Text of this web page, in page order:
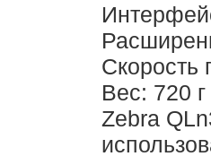
Скорость
Вес: 720 г
Zebra